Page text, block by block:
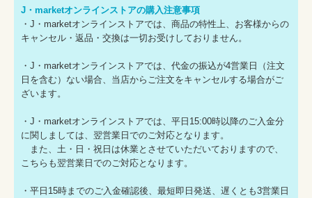
J・marketオンラインストアの購入注意事項
・J・marketオンラインストアでは、商品の特性上、お客様からの
キャンセル・返品・交換は一切お受けしておりません。
・J・marketオンラインストアでは、代金の振込が4営業日（注文
日を含む）ない場合、当店からご注文をキャンセルする場合がご
ざいます。
・J・marketオンラインストアでは、平日15:00時以降のご入金分
に関しましては、翌営業日でのご対応となります。
また、土・日・祝日は休業とさせていただいておりますので、
こちらも翌営業日でのご対応となります。
・平日15時までのご入金確認後、最短即日発送、遅くとも3営業日